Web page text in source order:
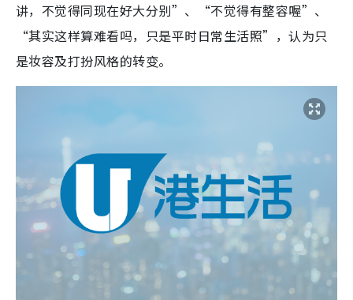
讲，不觉得同现在好大分别”、“不觉得有整容喔”、
“其实这样算难看吗，只是平时日常生活照”，认为只
是妆容及打扮风格的转变。